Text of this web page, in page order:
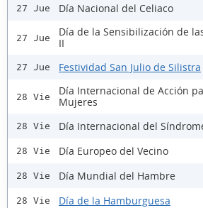
27 Jue Día Nacional del Celiaco
27 Jue
Día de la Sensibilización de
II
27 Jue Festividad San Julio de Silistra
28 Vie
Día Internacional de Acción
Mujeres
28 Vie Día Internacional del
28 Vie Día Europeo del Vecino
28 Vie Día Mundial del Hambre
28 Vie Día de la Hamburguesa